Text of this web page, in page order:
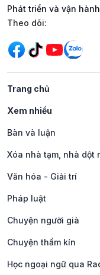
Phát triển và vận
Mạng xã hội
Theo dõi:
Trang chủ
Xem nhiều
Bàn và luận
Xóa nhà tạm, nhà dột
Văn hóa - Giải trí
Pháp luật
Chuyện người già
Chuyện thầm kín
Học ngoại ngữ qua